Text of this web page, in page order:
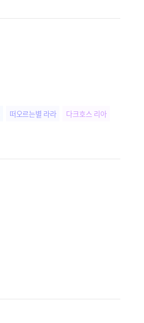
떠오르는별 라라 다크호스 리아